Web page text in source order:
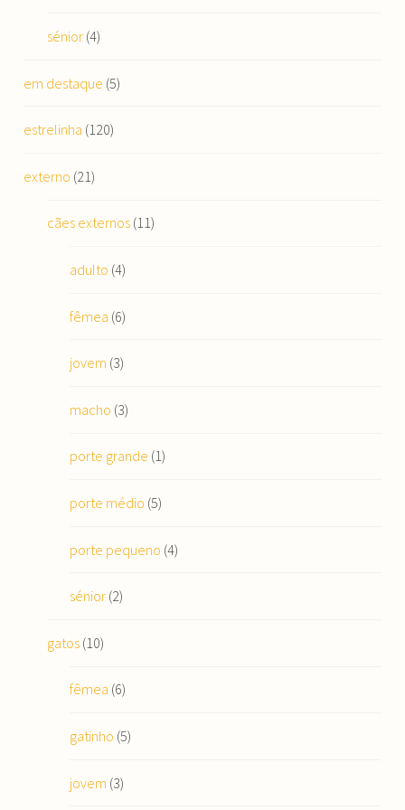
sénior(4)
em destaque (5)
estrelinha (120)
externo (21)
cães externos(11)
adulto (4)
fêmea (6)
jovem (3)
macho (3)
porte grande (1)
porte médio (5)
porte pequeno (4)
sénior (2)
gatos(10)
fêmea (6)
gatinho (5)
jovem (3)